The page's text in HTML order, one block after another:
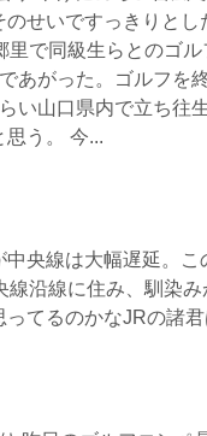
せいですっきりとし
里で同級生らとのゴ
あがった。ゴルフを
い山口県内で立ち往
思う。 今...
央線は大幅遅延。
沿線に住み、馴染
てるのかなJRの諸君